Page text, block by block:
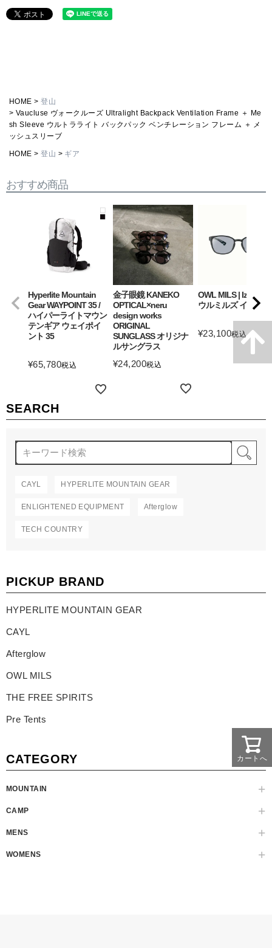
SEARCH
CAYL HYPERLITE MOUNTAIN GEAR
ENLIGHTENED EQUIPMENT Afterglow
TECH COUNTRY
PICKUP BRAND
HYPERLITE MOUNTAIN GEAR
CAYL
Afterglow
OWL MILS
THE FREE SPIRITS
Pre Tents
CATEGORY
MOUNTAIN
CAMP
MENS
WOMENS
HOME
登山
Vaucluse ヴォークルーズ Ultralight Backpack Ventilation Frame ＋ Me
sh Sleeve ウルトラライト バックパック ベンチレーション フレーム ＋ メ
ッシュスリーブ
HOME 登山 ギア
おすすめ商品
Hyperlite Mountain
Gear WAYPOINT 35 /
ハイパーライトマウン
テンギア ウェイポイ
ント 35
¥65,780税込
金子眼鏡 KANEKO
OPTICAL×neru
design works
ORIGINAL
SUNGLASS オリジナ
ルサングラス
¥24,200税込
OWL MILS | Izanagi
ウルミルズ イザナギ
¥23,100税込
詳細を見る
カートへ